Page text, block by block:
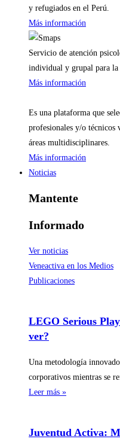
y refugiados en el Perú.
Más información
Servicio de atención
individual y grupal para la
Más información
Es una plataforma que
profesionales y/o técnicos
áreas multidisciplinares.
Más información
Noticias
Mantente
Informado
Ver noticias
Veneactiva en los Medios
Publicaciones
LEGO Serious
ver?
Una metodología
corporativos mientras se
Leer más »
Juventud Activa: